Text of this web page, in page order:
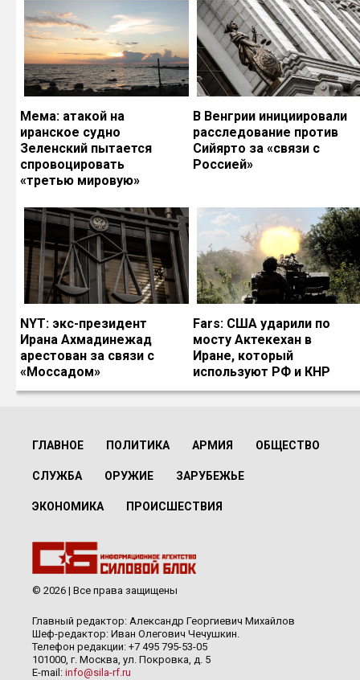
Мема: атакой на
иранское судно
Зеленский пытается
спровоцировать
«третью мировую»
В Венгрии инициировали
расследование против
Сийярто за «связи с
Россией»
NYT: экс-президент
Ирана Ахмадинежад
арестован за связи с
«Моссадом»
Fars: США ударили по
мосту Актекехан в
Иране, который
используют РФ и КНР
ГЛАВНОЕ ПОЛИТИКА АРМИЯ ОБЩЕСТВО
СЛУЖБА ОРУЖИЕ ЗАРУБЕЖЬЕ
ЭКОНОМИКА ПРОИСШЕСТВИЯ
© 2026 | Все права защищены
Главный редактор: Александр Георгиевич Михайлов
Шеф-редактор: Иван Олегович Чечушкин.
Телефон редакции: +7 495 795-53-05
101000, г. Москва, ул. Покровка, д. 5
E-mail: info@sila-rf.ru